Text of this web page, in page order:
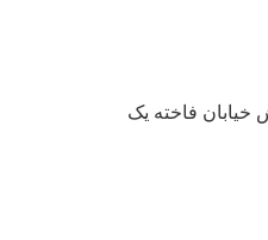
خیابان فاخته یک